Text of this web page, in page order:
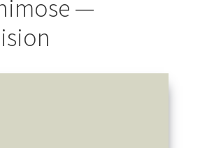
—